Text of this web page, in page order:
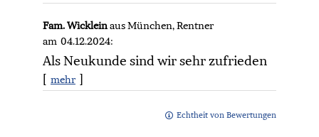
Fam. Wickleinaus München, Rentner
am 04.12.2024:
Als Neukunde sind wir sehr zufrieden
[ mehr ]
Echtheit von Bewertungen